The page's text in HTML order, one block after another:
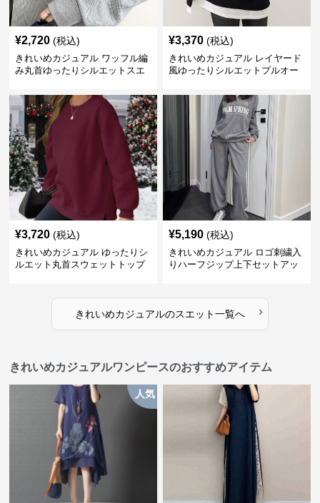
¥2,720 (税込)
きれいめカジュアル ワッフル編
み丸首ゆったりシルエットスエ
¥3,370 (税込)
きれいめカジュアル レイヤード
風ゆったりシルエットプルオー
¥3,720 (税込)
きれいめカジュアル ゆったりシ
ルエット丸首スウェットトップ
¥5,190 (税込)
きれいめカジュアル ロゴ刺繍入
りハーフジップ上下セットアッ
きれいめカジュアルのスエット一覧へ ›
きれいめカジュアルワンピースのおすすめアイテム
人気